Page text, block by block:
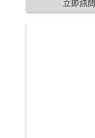
立即訊問